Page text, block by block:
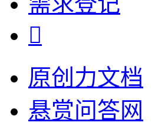

原创力文档
悬赏问答网